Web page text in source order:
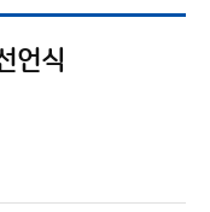
언식